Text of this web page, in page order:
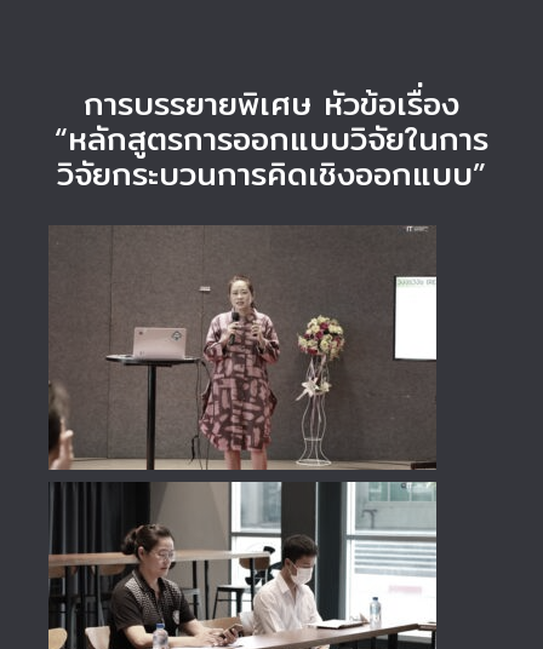
การบรรยายพิเศษ หัวข้อเรื่อง
“หลักสูตรการออกแบบวิจัยในการ
วิจัยกระบวนการคิดเชิงออกแบบ”